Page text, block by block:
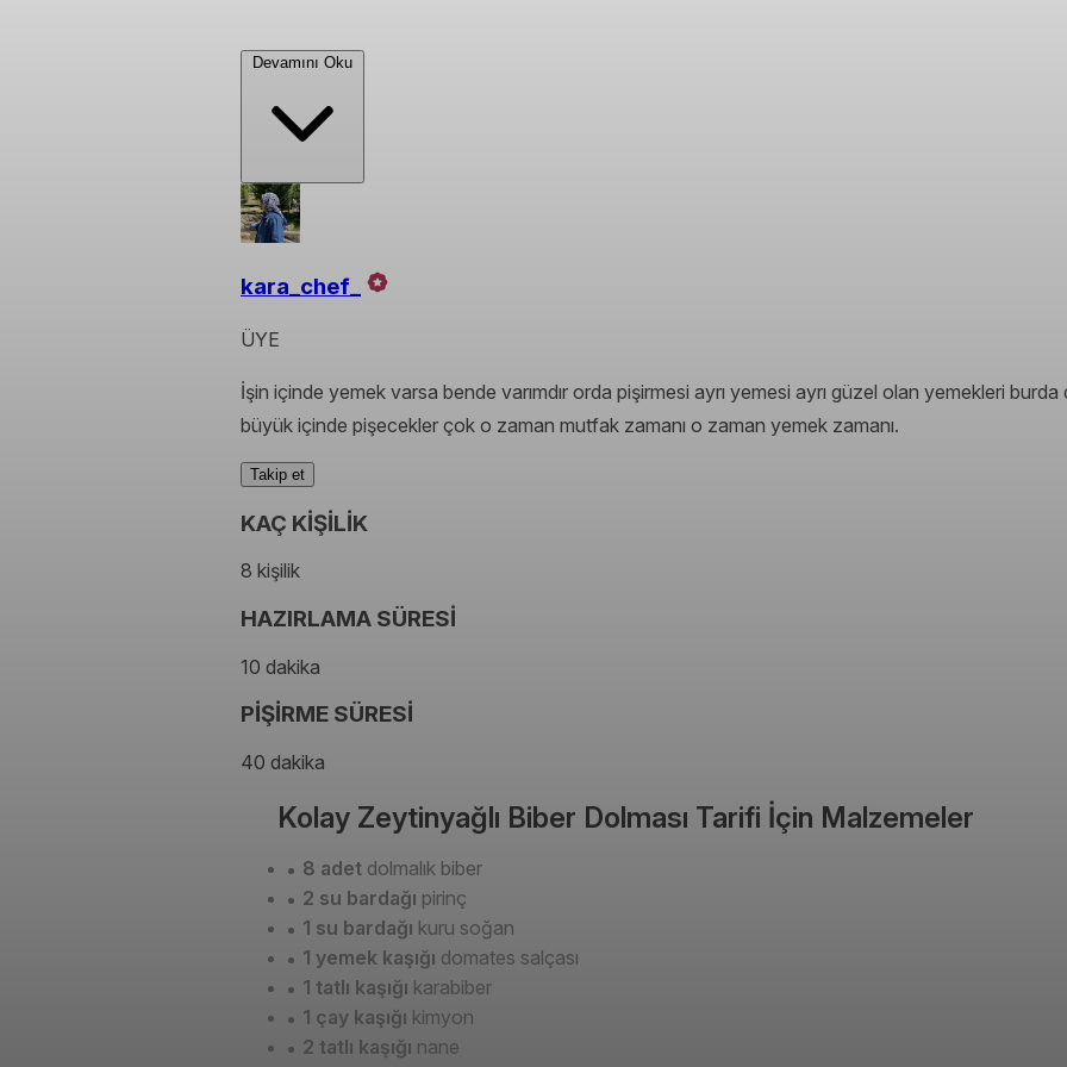
Devamını Oku
kara_chef_
ÜYE
İşin içinde yemek varsa bende varımdır orda pişirmesi ayrı yemesi ayrı güzel olan yemekleri
büyük içinde pişecekler çok o zaman mutfak zamanı o zaman yemek zamanı.
Takip et
KAÇ KİŞİLİK
8 kişilik
HAZIRLAMA SÜRESİ
10 dakika
PİŞİRME SÜRESİ
40 dakika
Kolay Zeytinyağlı Biber Dolması Tarifi İçin Malzemeler
8 adet dolmalık biber
2 su bardağı pirinç
1 su bardağı kuru soğan
1 yemek kaşığı domates salçası
1 tatlı kaşığı karabiber
1 çay kaşığı kimyon
2 tatlı kaşığı nane